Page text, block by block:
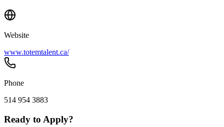
Website
www.totemtalent.ca/
Phone
514 954 3883
Ready to Apply?